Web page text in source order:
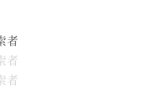
者
者
者